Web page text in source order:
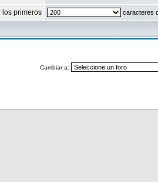
los primeros caracteres
Cambiar a: